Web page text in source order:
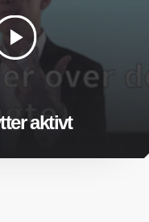
aktivt